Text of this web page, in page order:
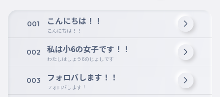
001 こんにちは！！
こんにちは！！
002 私は小6の女子です！！
わたしはしょう6のじょしです
003 フォロバします！！
フォロバします！